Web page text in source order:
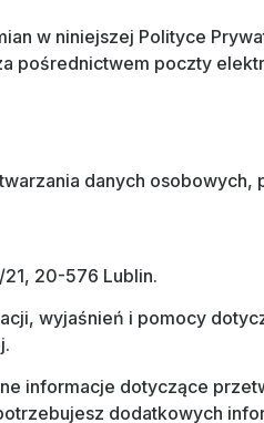
w niniejszej Polityce
pośrednictwem poczty
danych osobowych,
20-576 Lublin.
wyjaśnień i pomocy
informacje dotyczące
dodatkowych